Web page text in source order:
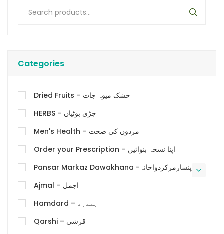
Categories
Dried Fruits – خشک میوہ جات
HERBS – جڑی بوٹیاں
Men's Health – مردوں کی صحت
Order your Prescription – اپنا نسخہ بنوائیں
Pansar Markaz Dawakhana -پنسارمرکزدواخانہ
Ajmal – اجمل
Hamdard – ہمدرد
Qarshi – قرشی